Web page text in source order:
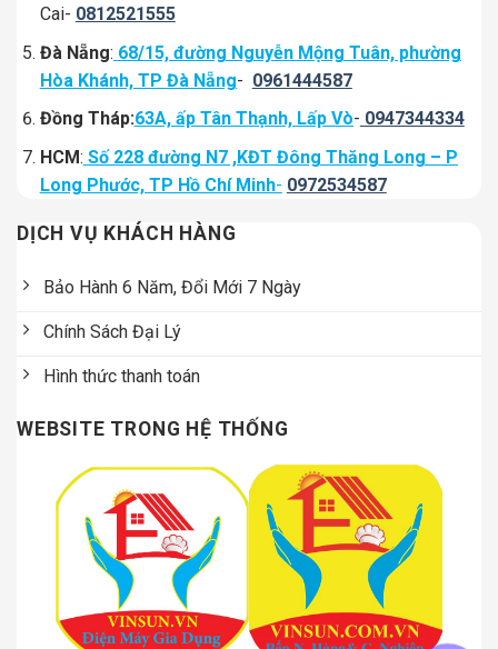
Cai- 0812521555
Đà Nẵng: 68/15, đường Nguyễn Mộng Tuân, phường
Hòa Khánh, TP Đà Nẵng- 0961444587
Đồng Tháp:63A, ấp Tân Thạnh, Lấp Vò- 0947344334
HCM: Số 228 đường N7 ,KĐT Đông Thăng Long – P
Long Phước, TP Hồ Chí Minh- 0972534587
DỊCH VỤ KHÁCH HÀNG
Bảo Hành 6 Năm, Đổi Mới 7 Ngày
Chính Sách Đại Lý
Hình thức thanh toán
WEBSITE TRONG HỆ THỐNG